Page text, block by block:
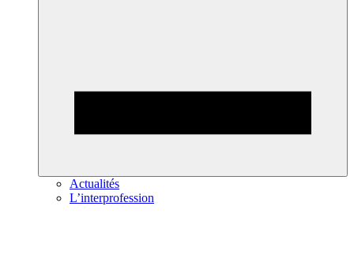
Actualités
L’interprofession